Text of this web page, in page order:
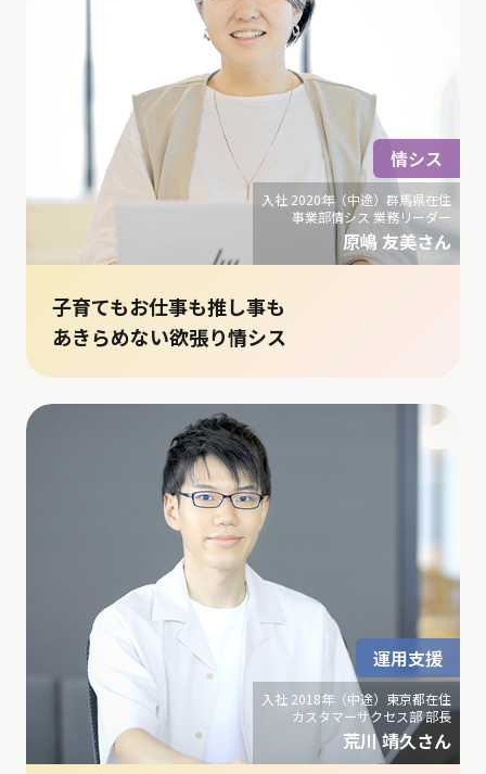
入社 2020年（中途）群馬県在住
事業部情シス 業務リーダー
原嶋 友美さん
情シス
子育てもお仕事も推し事も
あきらめない欲張り情シス
入社 2018年（中途）東京都在住
カスタマーサクセス部 部長
荒川 靖久さん
運用支援